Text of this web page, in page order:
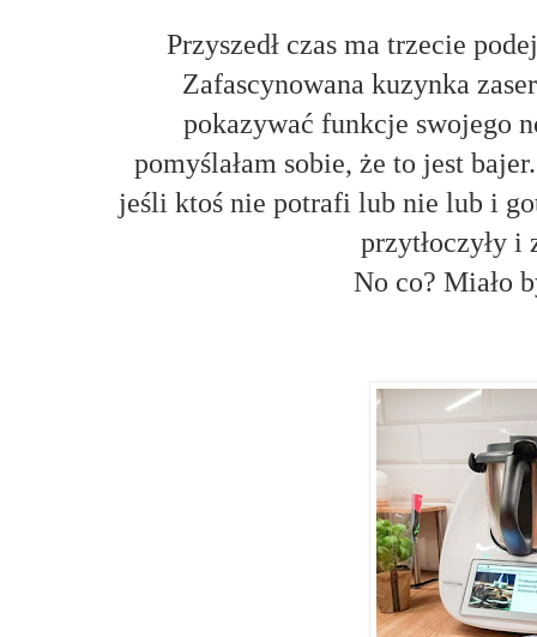
Przyszedł czas ma trzecie
Zafascynowana kuzynka
pokazywać funkcje swojego
pomyślałam sobie, że to jest
jeśli ktoś nie potrafi lub nie lub i
przytłoczyły i
No co? Miało